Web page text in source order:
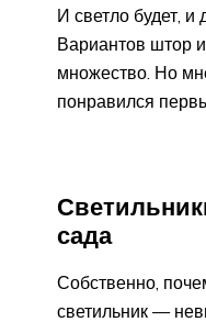
И светло будет, и
Вариантов штор
множество. Но
понравился
сада
Собственно,
светильник —